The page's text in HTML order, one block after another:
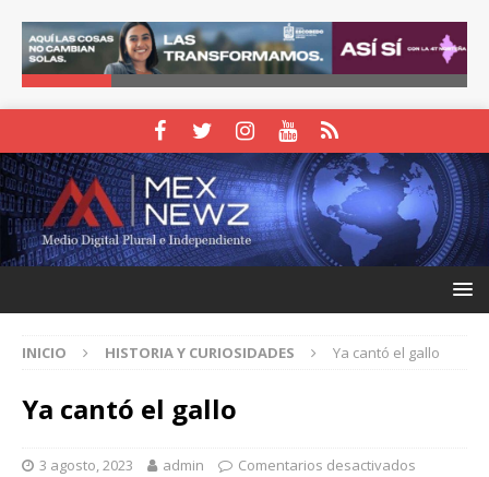
INICIO HISTORIA Y CURIOSIDADES Ya cantó el gallo
Ya cantó el gallo
3 agosto, 2023 admin Comentarios desactivados